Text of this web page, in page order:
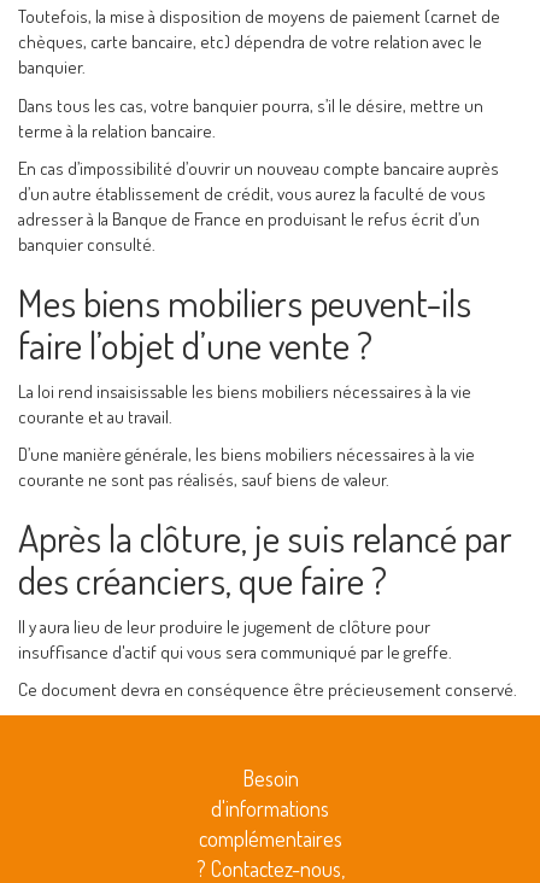
Toutefois, la mise à disposition de moyens de paiement (carnet de
chèques, carte bancaire, etc) dépendra de votre relation avec le
banquier.
Dans tous les cas, votre banquier pourra, s’il le désire, mettre un
terme à la relation bancaire.
En cas d’impossibilité d’ouvrir un nouveau compte bancaire auprès
d’un autre établissement de crédit, vous aurez la faculté de vous
adresser à la Banque de France en produisant le refus écrit d’un
banquier consulté.
Mes biens mobiliers peuvent-ils
faire l’objet d’une vente ?
La loi rend insaisissable les biens mobiliers nécessaires à la vie
courante et au travail.
D’une manière générale, les biens mobiliers nécessaires à la vie
courante ne sont pas réalisés, sauf biens de valeur.
Après la clôture, je suis relancé par
des créanciers, que faire ?
Il y aura lieu de leur produire le jugement de clôture pour
insuffisance d'actif qui vous sera communiqué par le greffe.
Ce document devra en conséquence être précieusement conservé.
Besoin
d'informations
complémentaires
? Contactez-nous,